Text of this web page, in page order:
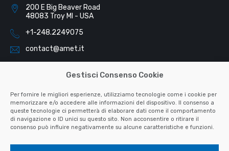
Gestisci Consenso Cookie
Per fornire le migliori esperienze, utilizziamo tecnologie come i cookie per
memorizzare e/o accedere alle informazioni del dispositivo. Il consenso a
queste tecnologie ci permetterà di elaborare dati come il comportamento
di navigazione o ID unici su questo sito. Non acconsentire o ritirare il
consenso può influire negativamente su alcune caratteristiche e funzioni.
200 E Big Beaver Road
48083 Troy MI - USA
+1-248.2249075
contact@amet.it
Pribinova 791
040 01 Košice - Slovacchia